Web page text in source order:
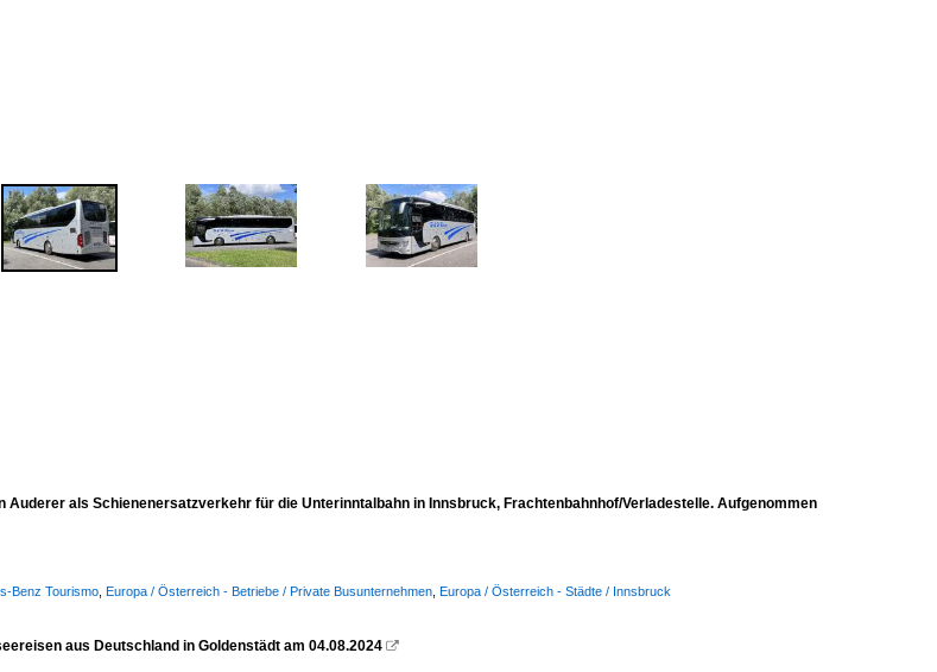
Auderer als Schienenersatzverkehr für die Unterinntalbahn in Innsbruck, Frachtenbahnhof/Verladestelle. Aufgenommen
Benz Tourismo Europa / Österreich - Betriebe / Private Busunternehmen Europa / Österreich - Städte / Innsbruck
aus Deutschland in Goldenstädt am 04.08.2024 